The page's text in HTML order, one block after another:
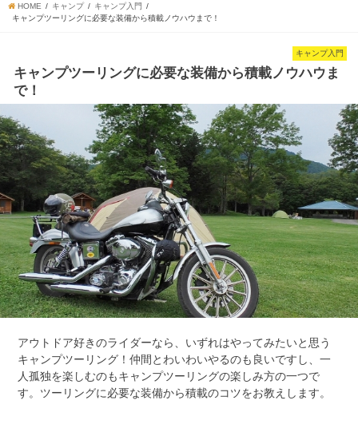
HOME キャンプ
キャンプ入門
キャンプツーリングに必要な装備から積載ノウハウまで！
キャンプ入門
キャンプツーリングに必要な装備から積載ノウハウま
で！
アウトドア好きのライダーなら、いずれはやってみたいと思う
キャンプツーリング！仲間とわいわいやるのも良いですし、一
人孤独を楽しむのもキャンプツーリングの楽しみ方の一つで
す。ツーリングに必要な装備から積載のコツをお教えします。